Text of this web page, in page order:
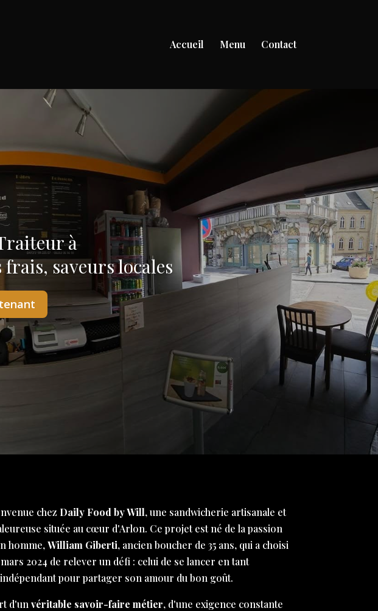
Accueil Menu Contact
à
saveurs locales
chez Daily Food by Will, une sandwicherie artisanale et
située au cœur d'Arlon. Ce projet est né de la passion
homme,William Giberti, ancien boucher de 35 ans, qui a choisi
2024 de relever un défi : celui de se lancer en tant
pour partager son amour du bon goût.
d'unvéritable savoir-faire métier, d'une exigence constante